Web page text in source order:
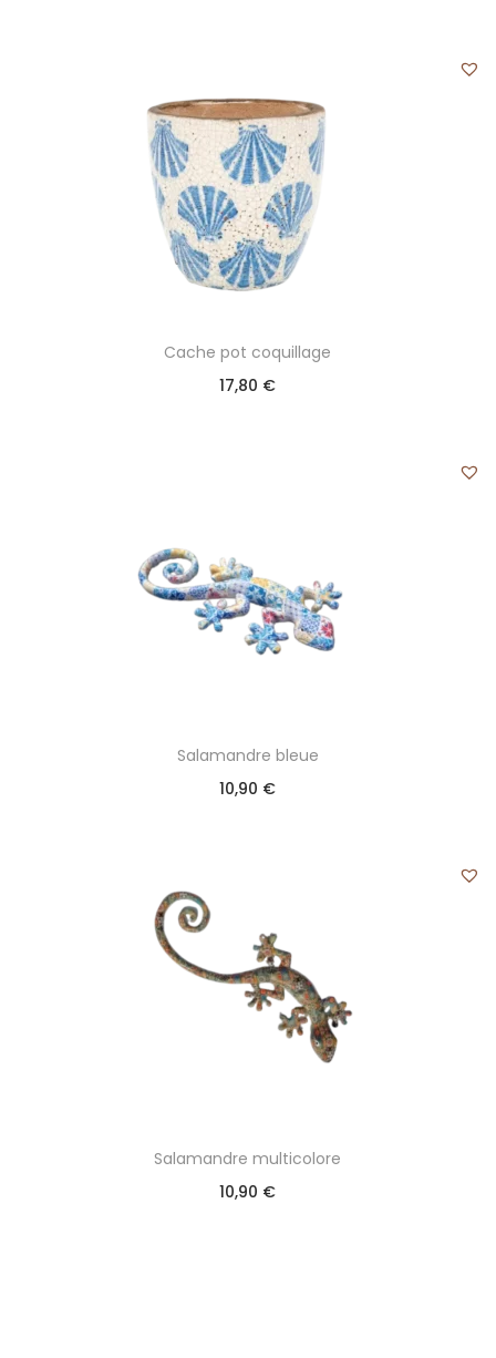
Cache pot coquillage
17,80 €
Salamandre bleue
10,90 €
Salamandre multicolore
10,90 €